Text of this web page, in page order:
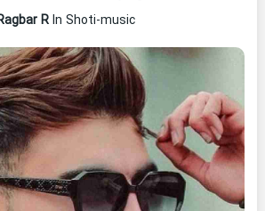
R In Shoti-music